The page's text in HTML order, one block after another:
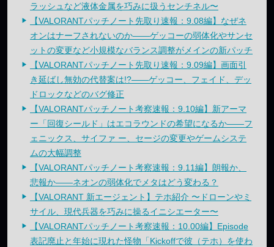
ラッシュなど液体金属を巧みに扱うセンチネル〜
【VALORANTパッチノート先取り速報：9.08編】なぜネ
オンはナーフされないのか——ゲッコーの弱体化やサンセ
ットの変更など小規模なバランス調整がメインの新パッチ
【VALORANTパッチノート先取り速報：9.09編】画面引
き延ばし無効の代替案は!?——ゲッコー、フェイド、デッ
ドロックなどのバグ修正
【VALORANTパッチノート考察速報：9.10編】新アーマ
ー「回復シールド」はエコラウンドの希望になるか——フ
ェニックス、サイファ ー、セージの変更やゲームシステ
ムの大幅調整
【VALORANTパッチノート考察速報：9.11編】朗報か、
悲報か——ネオンの弱体化でメタはどう変わる？
【VALORANT 新エージェント】テホ紹介 〜ドローンやミ
サイル、現代兵器を巧みに操るイニシエーター〜
【VALORANTパッチノート考察速報：10.00編】Episode
表記廃止と年始に現れた怪物「Kickoffで彼（テホ）を使わ